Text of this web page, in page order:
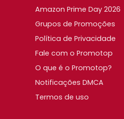
Amazon Prime Day 2026
Grupos de Promoções
Política de Privacidade
Fale com o Promotop
O que é o Promotop?
Notificações DMCA
Termos de uso